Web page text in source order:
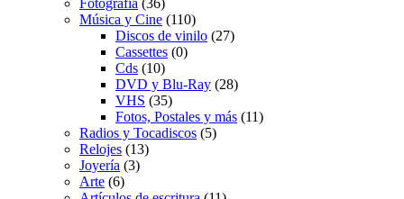
Música y Cine (110)
Discos de vinilo (27)
Cassettes (0)
Cds (10)
DVD y Blu-Ray (28)
VHS (35)
Fotos, Postales y más (11)
Radios y Tocadiscos (5)
Relojes (13)
Joyería (3)
Arte (6)